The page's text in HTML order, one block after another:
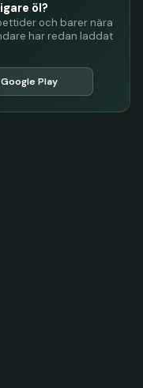
öl?
och barer nära
har redan laddat
Google Play